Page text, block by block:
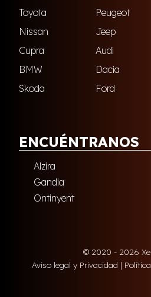
Toyota
Peugeot
Nissan
Jeep
Cupra
Audi
BMW
Dacia
Skoda
Ford
ENCUÉNTRANOS
Alzira
Gandia
Ontinyent
© 2020 - 2026 Xe
Aviso legal y Privacidad |